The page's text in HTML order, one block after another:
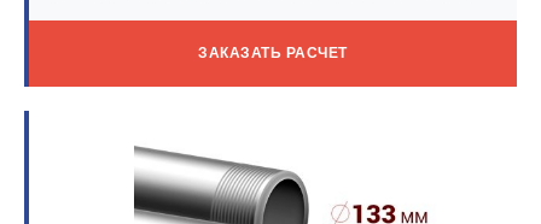
ЗАКАЗАТЬ РАСЧЕТ